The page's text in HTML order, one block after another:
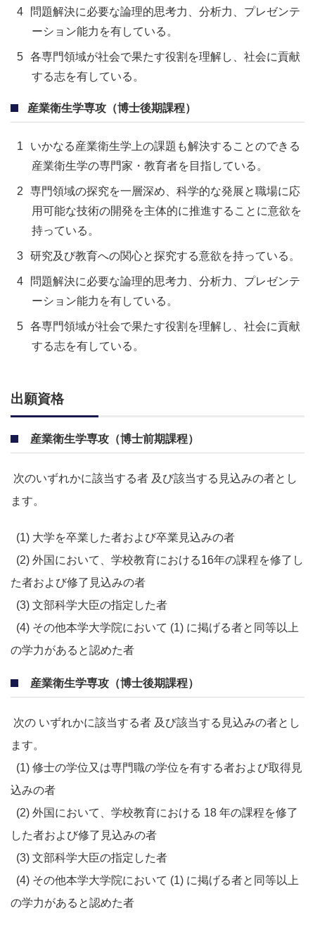
問題解決に必要な論理的思考力、分析力、プレゼンテ
ーション能力を有している。
各専門領域が社会で果たす役割を理解し、社会に貢献
する志を有している。
産業衛生学専攻（博士後期課程）
いかなる産業衛生学上の課題も解決することのできる
産業衛生学の専門家・教育者を目指している。
専門領域の探究を一層深め、科学的な発展と職場に応
用可能な技術の開発を主体的に推進することに意欲を
持っている。
研究及び教育への関心と探究する意欲を持っている。
問題解決に必要な論理的思考力、分析力、プレゼンテ
ーション能力を有している。
各専門領域が社会で果たす役割を理解し、社会に貢献
する志を有している。
出願資格
産業衛生学専攻（博士前期課程）
次のいずれかに該当する者 及び該当する見込みの者とし
ます。
(1) 大学を卒業した者および卒業見込みの者
(2) 外国において、学校教育における16年の課程を修了し
た者および修了見込みの者
(3) 文部科学大臣の指定した者
(4) その他本学大学院において (1) に掲げる者と同等以上
の学力があると認めた者
産業衛生学専攻（博士後期課程）
次の いずれかに該当する者 及び該当する見込みの者とし
ます。
(1) 修士の学位又は専門職の学位を有する者および取得見
込みの者
(2) 外国において、学校教育における 18 年の課程を修了
した者および修了見込みの者
(3) 文部科学大臣の指定した者
(4) その他本学大学院において (1) に掲げる者と同等以上
の学力があると認めた者